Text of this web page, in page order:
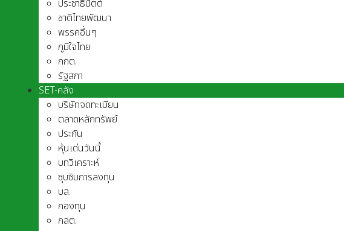
ประชาธิปัตต์
ชาติไทยพัฒนา
พรรคอื่นๆ
ภูมิใจไทย
กกต.
รัฐสภา
SET-คลัง
บริษัทจดทะเบียน
ตลาดหลักทรัพย์
ประกัน
หุ้นเด่นวันนี้
บทวิเคราะห์
ซุบซิบการลงทุน
บล.
กองทุน
กลต.